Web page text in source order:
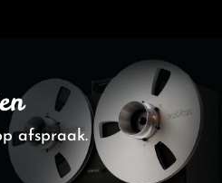
afspraak.